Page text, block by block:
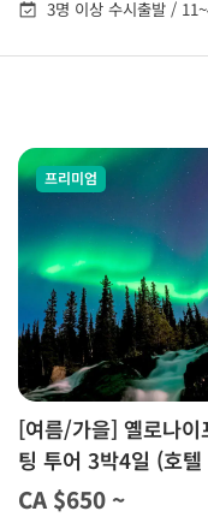
3명 이상 수시출발 /
프리미엄
[여름/가을] 옐로나이
팅 투어 3박4일 (호
CA $650 ~